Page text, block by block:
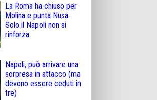
La Roma ha chiuso per
Molina e punta Nusa.
Solo il Napoli non si
rinforza
Napoli, può arrivare una
sorpresa in attacco (ma
devono essere ceduti in
tre)